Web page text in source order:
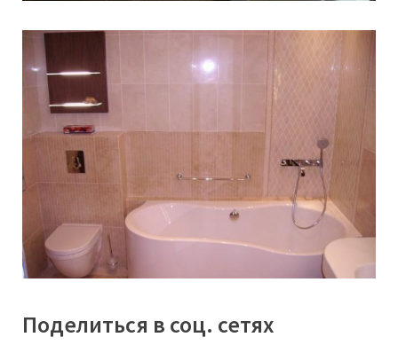
Поделиться в соц. сетях